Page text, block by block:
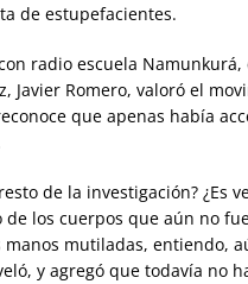
de estupefacientes.
radio escuela Namunkurá,
Javier Romero, valoró el
que apenas había
de la investigación? ¿Es
de los cuerpos que aún no
manos mutiladas, entiendo,
y agregó que todavía no